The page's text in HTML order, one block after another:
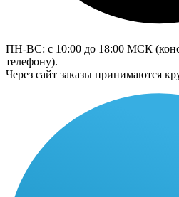
ПН-ВС: с 10:00 до 18:00 МСК
телефону).
Через сайт заказы принимаются